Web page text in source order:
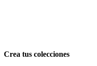
Crea tus colecciones